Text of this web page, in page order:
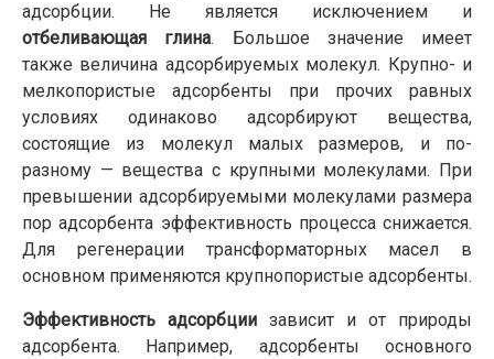
адсорбции. Не является исключением и
отбеливающая глина. Большое значение имеет
также величина адсорбируемых молекул. Крупно- и
мелкопористые адсорбенты при прочих равных
условиях одинаково адсорбируют вещества,
состоящие из молекул малых размеров, и по-
разному — вещества с крупными молекулами. При
превышении адсорбируемыми молекулами размера
пор адсорбента эффективность процесса снижается.
Для регенерации трансформаторных масел в
основном применяются крупнопористые адсорбенты.
Эффективность адсорбции зависит и от природы
адсорбента. Например, адсорбенты основного